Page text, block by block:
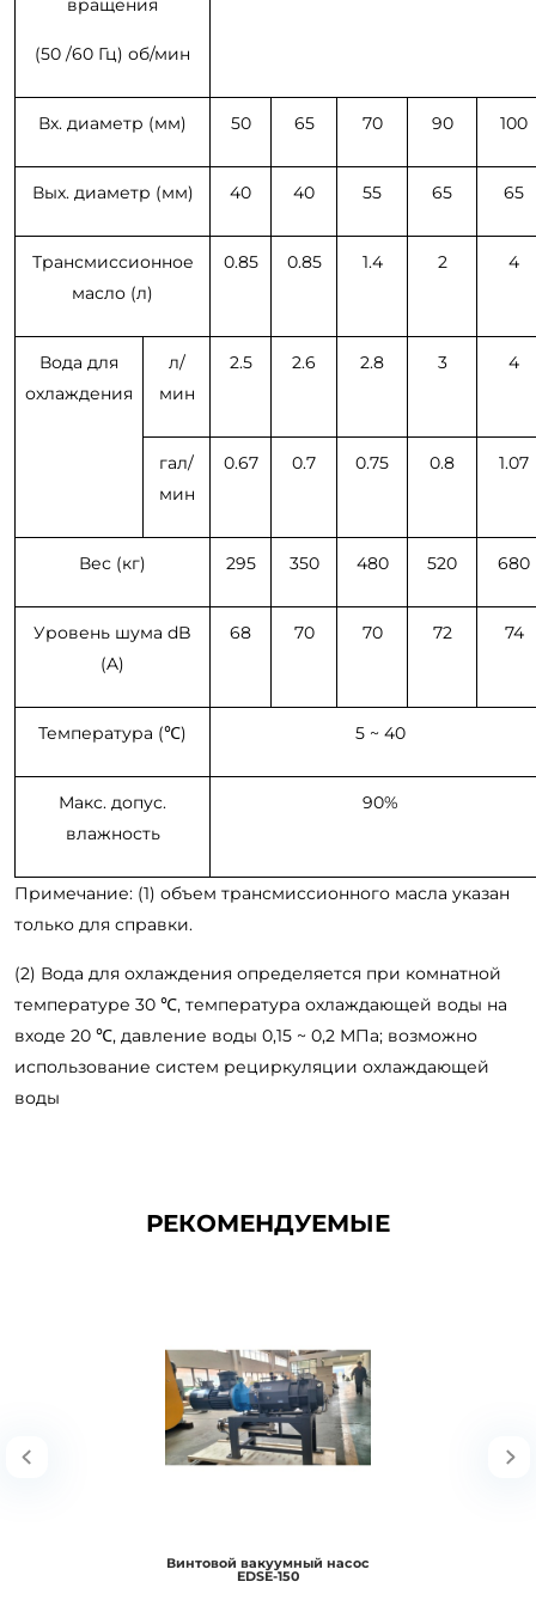
вращения
(50 /60 Гц) об/мин
Вх. диаметр (мм) 50 65 70 90 100
Вых. диаметр (мм) 40 40 55 65 65
Трансмиссионное
масло (л)
0.85 0.85 1.4 2 4
Вода для
охлаждения
л/
мин
2.5 2.6 2.8 3 4
гал/
мин
0.67 0.7 0.75 0.8 1.07
Вес (кг) 295 350 480 520 680
Уровень шума dB
(A)
68 70 70 72 74
Температура (℃) 5 ~ 40
Макс. допус.
влажность
90%
Примечание: (1) объем трансмиссионного масла указан
только для справки.
(2) Вода для охлаждения определяется при комнатной
температуре 30 ℃, температура охлаждающей воды на
входе 20 ℃, давление воды 0,15 ~ 0,2 МПа; возможно
использование систем рециркуляции охлаждающей
воды
РЕКОМЕНДУЕМЫЕ
Винтовой вакуумный насос
EDSE-150
Винтовые вакуумные насосы серии LG могут откачивать как конденсирующиеся
пары, так и некоторые тверд..